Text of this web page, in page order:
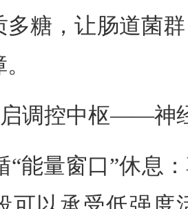
多糖，让肠道菌
启调控中枢——神
“能量窗口”休息